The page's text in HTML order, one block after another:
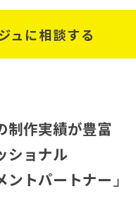
ュに相談する
制作実績が豊富
ショナル
ントパートナー